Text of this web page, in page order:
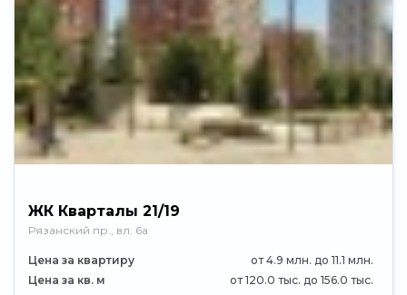
ЖК Кварталы 21/19
Рязанский пр., вл. 6а
Цена за квартиру
от 4.9 млн. до 11.1 млн.
Цена за кв. м
от 120.0 тыс. до 156.0 тыс.